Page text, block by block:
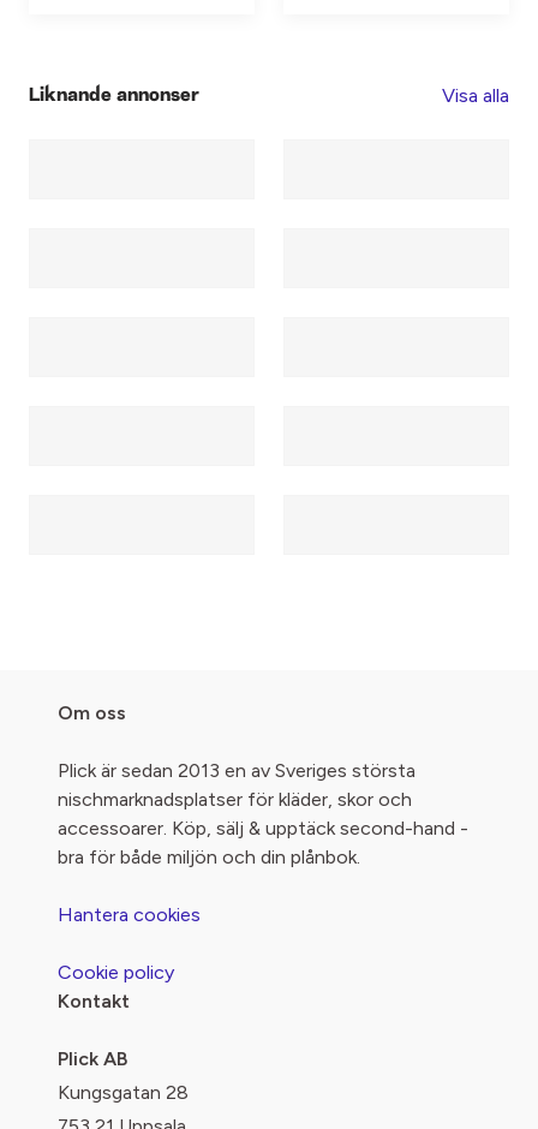
Liknande annonser Visa alla
Om oss
Plick är sedan 2013 en av Sveriges största
nischmarknadsplatser för kläder, skor och
accessoarer. Köp, sälj & upptäck second-hand -
bra för både miljön och din plånbok.
Hantera cookies
Cookie policy
Kontakt
Plick AB
Kungsgatan 28